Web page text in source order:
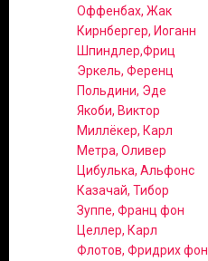
Оффенбах, Жак
Кирнбергер, Иоганн
Шпиндлер,Фриц
Эркель, Ференц
Польдини, Эде
Якоби, Виктор
Миллёкер, Карл
Метра, Оливер
Цибулька, Альфонс
Казачай, Тибор
Зуппе, Франц фон
Целлер, Карл
Флотов, Фридрих фон